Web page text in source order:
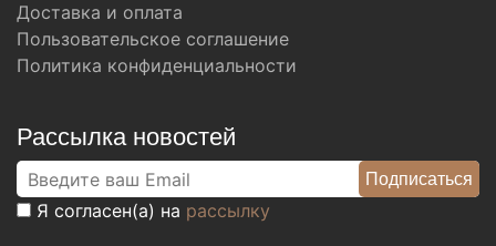
Доставка и оплата
Пользовательское соглашение
Политика конфиденциальности
Рассылка новостей
Я согласен(а) на рассылку